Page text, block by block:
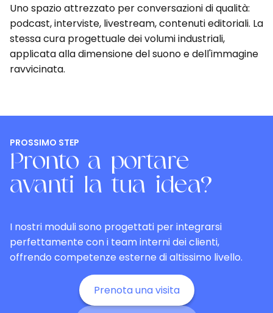
Uno spazio attrezzato per conversazioni di qualità:
podcast, interviste, livestream, contenuti editoriali. La
stessa cura progettuale dei volumi industriali,
applicata alla dimensione del suono e dell'immagine
ravvicinata.
PROSSIMO STEP
Pronto a portare
avanti la tua idea?
I nostri moduli sono progettati per integrarsi
perfettamente con i team interni dei clienti,
offrendo competenze esterne di altissimo livello.
Prenota una visita